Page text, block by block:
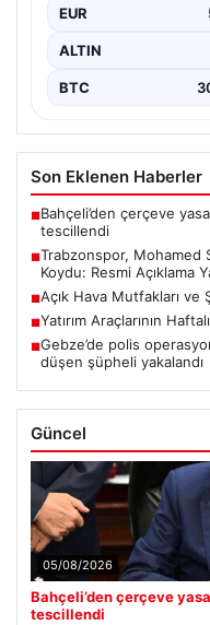
…
EUR
ALTIN
BTC
Son Eklenen Haberler
■Bahçeli’den çerçeve
tescillendi
■Trabzonspor, Mohamed
Koydu: Resmi Açıklama
■Açık Hava Mutfakları ve
■Yatırım Araçlarının
■Gebze’de polis
düşen şüpheli yakalandı
Güncel
05/08/2026
Bahçeli’den çerçeve
tescillendi